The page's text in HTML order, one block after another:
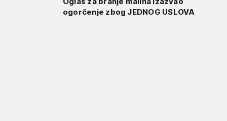
ogorčenje zbog JEDNOG USLOVA